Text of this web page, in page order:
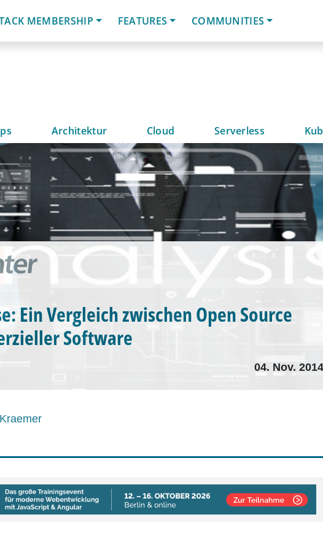
MEMBERSHIP FEATURES COMMUNITIES
Architektur Cloud Serverless
Ein Vergleich zwischen Open Source
Software
04. Nov. 2014